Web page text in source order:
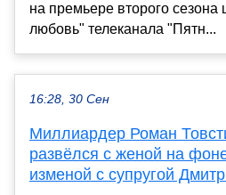
на премьере второго сезона
любовь" телеканала "Пятн...
16:28, 30 Сен
Миллиардер Роман
развёлся с женой на
изменой с супругой